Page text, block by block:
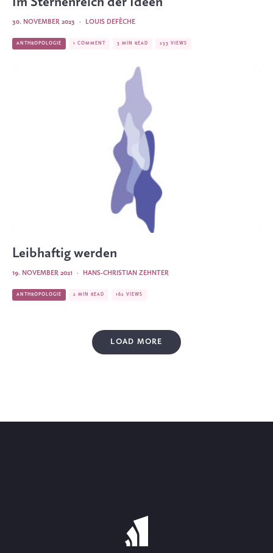
LOUIS DEFÈCHE
·
30. NOVEMBER 2023
ANTHROPOLOGIE 1 COMMENT 3 MIN READ 233 VIEWS
Leibhaftig werden
HANS-CHRISTIAN ZEHNTER
·
19. NOVEMBER 2021
ANTHROPOLOGIE 2 MIN READ 162 VIEWS
LOAD MORE